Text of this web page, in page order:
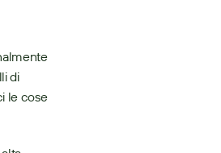
di
le cose